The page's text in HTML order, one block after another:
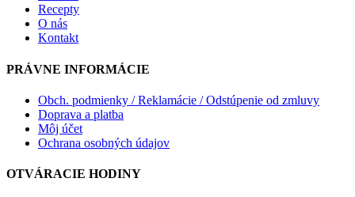
Recepty
O nás
Kontakt
PRÁVNE INFORMÁCIE
Obch. podmienky / Reklamácie / Odstúpenie od zmluvy
Doprava a platba
Môj účet
Ochrana osobných údajov
OTVÁRACIE HODINY